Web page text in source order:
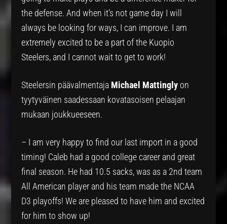
the defense. And when it’s not game day I will
always be looking for ways, I can improve. ⁠I am
extremely excited to be a part of the Kuopio
Steelers, and I cannot wait to get to work!
Steelersin päävalmentaja Michael Mattingly on
tyytyväinen saadessaan kovatasoisen pelaajan
mukaan joukkueeseen.
– I am very happy to find our last import in a good
timing! Caleb had a good college career and great
final season. He had 10.5 sacks, was as a 2nd team
All American player and his team made the NCAA
D3 playoffs! We are pleased to have him and excited
for him to show up!